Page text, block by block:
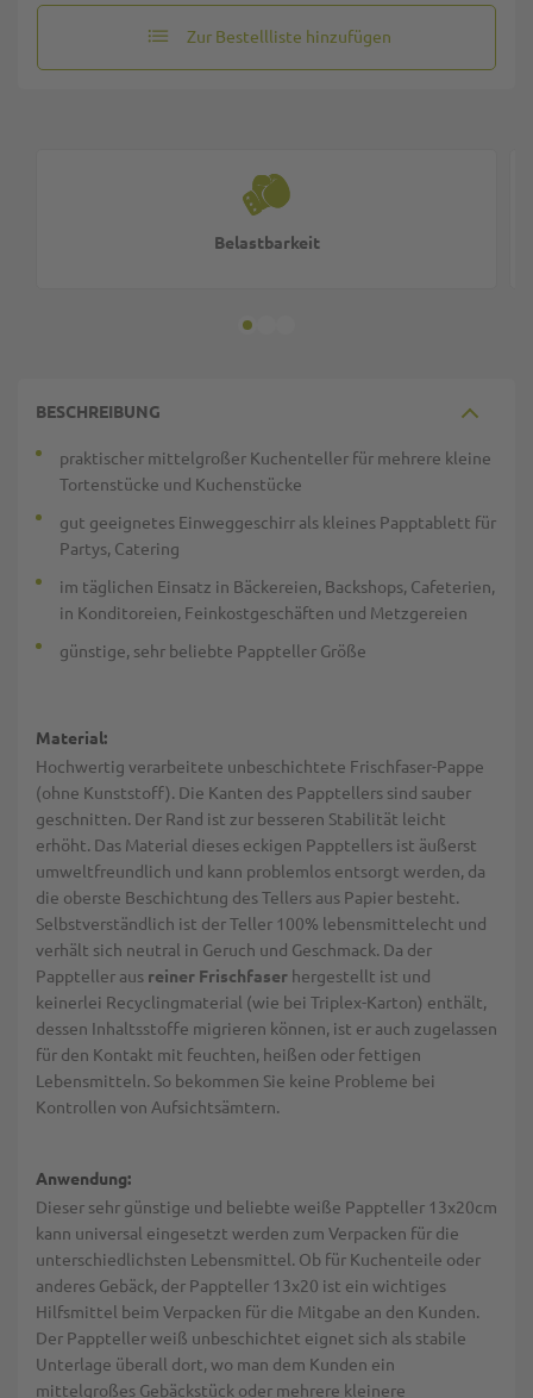
Zur Bestellliste hinzufügen
Belastbarkeit
BESCHREIBUNG
praktischer mittelgroßer Kuchenteller für mehrere kleine
Tortenstücke und Kuchenstücke
gut geeignetes Einweggeschirr als kleines Papptablett für
Partys, Catering
im täglichen Einsatz in Bäckereien, Backshops, Cafeterien,
in Konditoreien, Feinkostgeschäften und Metzgereien
günstige, sehr beliebte Pappteller Größe
Material:
Hochwertig verarbeitete unbeschichtete Frischfaser-Pappe
(ohne Kunststoff). Die Kanten des Papptellers sind sauber
geschnitten. Der Rand ist zur besseren Stabilität leicht
erhöht. Das Material dieses eckigen Papptellers ist äußerst
umweltfreundlich und kann problemlos entsorgt werden, da
die oberste Beschichtung des Tellers aus Papier besteht.
Selbstverständlich ist der Teller 100% lebensmittelecht und
verhält sich neutral in Geruch und Geschmack. Da der
Pappteller aus reiner Frischfaser hergestellt ist und
keinerlei Recyclingmaterial (wie bei Triplex-Karton) enthält,
dessen Inhaltsstoffe migrieren können, ist er auch zugelassen
für den Kontakt mit feuchten, heißen oder fettigen
Lebensmitteln. So bekommen Sie keine Probleme bei
Kontrollen von Aufsichtsämtern.
Anwendung:
Dieser sehr günstige und beliebte weiße Pappteller 13x20cm
kann universal eingesetzt werden zum Verpacken für die
unterschiedlichsten Lebensmittel. Ob für Kuchenteile oder
anderes Gebäck, der Pappteller 13x20 ist ein wichtiges
Hilfsmittel beim Verpacken für die Mitgabe an den Kunden.
Der Pappteller weiß unbeschichtet eignet sich als stabile
Unterlage überall dort, wo man dem Kunden ein
mittelgroßes Gebäckstück oder mehrere kleinere